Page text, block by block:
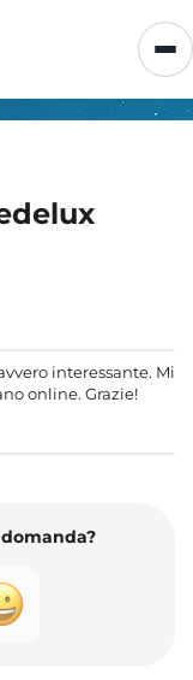
interessante. Mi
online. Grazie!